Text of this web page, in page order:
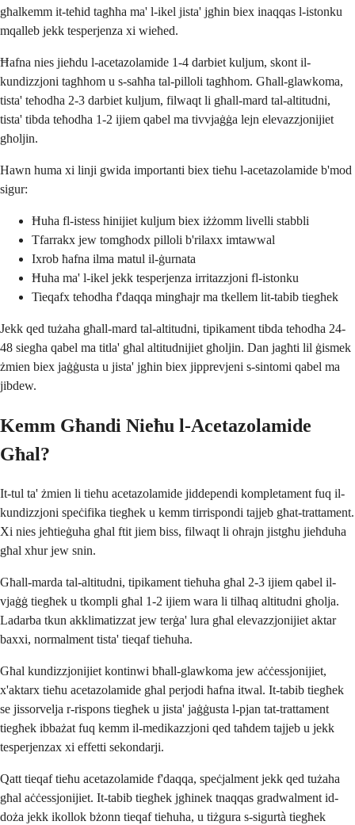
għalkemm it-teħid tagħha ma' l-ikel jista' jgħin biex inaqqas l-istonku
mqalleb jekk tesperjenza xi wieħed.
Ħafna nies jieħdu l-acetazolamide 1-4 darbiet kuljum, skont il-
kundizzjoni tagħhom u s-saħħa tal-pilloli tagħhom. Għall-glawkoma,
tista' teħodha 2-3 darbiet kuljum, filwaqt li għall-mard tal-altitudni,
tista' tibda teħodha 1-2 ijiem qabel ma tivvjaġġa lejn elevazzjonijiet
għoljin.
Hawn huma xi linji gwida importanti biex tieħu l-acetazolamide b'mod
sigur:
Ħuha fl-istess ħinijiet kuljum biex iżżomm livelli stabbli
Tfarrakx jew tomgħodx pilloli b'rilaxx imtawwal
Ixrob ħafna ilma matul il-ġurnata
Ħuha ma' l-ikel jekk tesperjenza irritazzjoni fl-istonku
Tieqafx teħodha f'daqqa mingħajr ma tkellem lit-tabib tiegħek
Jekk qed tużaha għall-mard tal-altitudni, tipikament tibda teħodha 24-
48 siegħa qabel ma titla' għal altitudnijiet għoljin. Dan jagħti lil ġismek
żmien biex jaġġusta u jista' jgħin biex jipprevjeni s-sintomi qabel ma
jibdew.
Kemm Għandi Nieħu l-Acetazolamide
Għal?
It-tul ta' żmien li tieħu acetazolamide jiddependi kompletament fuq il-
kundizzjoni speċifika tiegħek u kemm tirrispondi tajjeb għat-trattament.
Xi nies jeħtieġuha għal ftit jiem biss, filwaqt li oħrajn jistgħu jieħduha
għal xhur jew snin.
Għall-marda tal-altitudni, tipikament tieħuha għal 2-3 ijiem qabel il-
vjaġġ tiegħek u tkompli għal 1-2 ijiem wara li tilħaq altitudni għolja.
Ladarba tkun akklimatizzat jew terġa' lura għal elevazzjonijiet aktar
baxxi, normalment tista' tieqaf tieħuha.
Għal kundizzjonijiet kontinwi bħall-glawkoma jew aċċessjonijiet,
x'aktarx tieħu acetazolamide għal perjodi ħafna itwal. It-tabib tiegħek
se jissorvelja r-rispons tiegħek u jista' jaġġusta l-pjan tat-trattament
tiegħek ibbażat fuq kemm il-medikazzjoni qed taħdem tajjeb u jekk
tesperjenzax xi effetti sekondarji.
Qatt tieqaf tieħu acetazolamide f'daqqa, speċjalment jekk qed tużaha
għal aċċessjonijiet. It-tabib tiegħek jgħinek tnaqqas gradwalment id-
doża jekk ikollok bżonn tieqaf tieħuha, u tiżgura s-sigurtà tiegħek